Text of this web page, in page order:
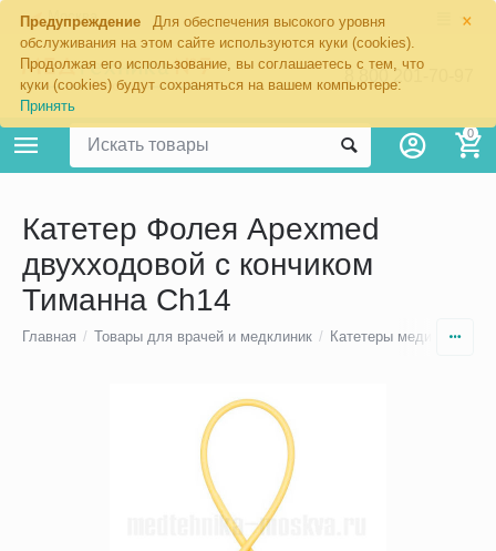
×
Предупреждение
Для обеспечения высокого уровня
обслуживания на этом сайте используются куки (cookies).
Продолжая его использование, вы соглашаетесь с тем, что
куки (cookies) будут сохраняться на вашем компьютере:
Принять
Москва
8 800 201-70-97
0
Катетер Фолея Apexmed
двухходовой с кончиком
Тиманна Ch14
Главная / Товары для врачей и медклиник / Катетеры медицинские